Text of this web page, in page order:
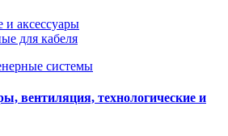
аксессуары
для кабеля
системы
вентиляция, технологические и